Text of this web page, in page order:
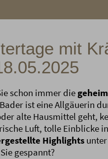
mit
schon immer die
ist eine Allgäuerin
alte Hausmittel geht,
Luft, tolle Einblicke
Highlights
gespannt?